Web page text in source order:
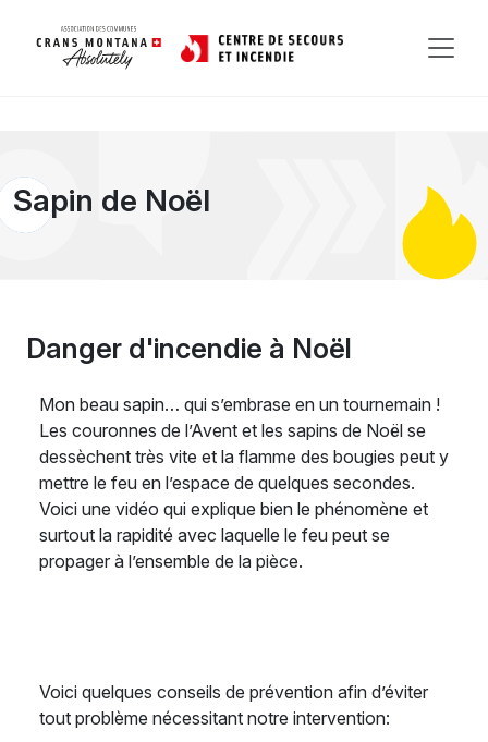
Sapin de Noël
Danger d'incendie à Noël
Mon beau sapin… qui s’embrase en un tournemain !
Les couronnes de l’Avent et les sapins de Noël se
dessèchent très vite et la flamme des bougies peut y
mettre le feu en l’espace de quelques secondes.
Voici une vidéo qui explique bien le phénomène et
surtout la rapidité avec laquelle le feu peut se
propager à l’ensemble de la pièce.
Voici quelques conseils de prévention afin d’éviter
tout problème nécessitant notre intervention: